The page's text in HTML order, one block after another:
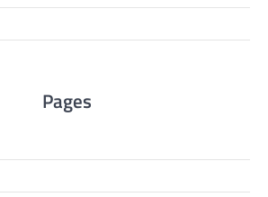
Pages